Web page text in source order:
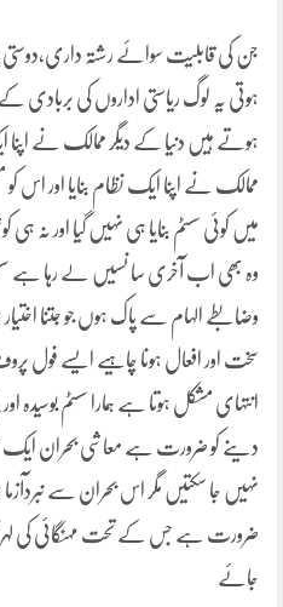
جن کی قابلیت سوائے رشتہ داری،دوستی
ہوتی یہ لوگ ریاستی اداروں کی بربادی
ہوتے ہیں دنیا کے دیگر ممالک نے اپنا
ممالک نے اپنا ایک نظام بنایا اور اس
میں کوئی سسٹم بنایا ہی نہیں گیا اور نہ ہی
وہ بھی اب آخری سا نسیں لے رہا ہے
وضابطے الہام سے پاک ہوں جو جتنا
سخت اور افعال ہونا چاہیے ایسے فول
انتہای مشکل ہوتا ہے ہمارا سسٹم بوسیدہ
دینے کو ضرورت ہے معاشی بحران
نہیں جا سکتیں مگر اس بحران سے
ضرورت ہے جس کے تحت مہنگائی کی لہر
جائے